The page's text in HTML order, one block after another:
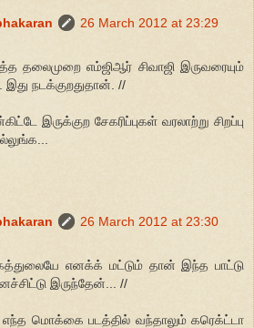
26 March 2012 at 23:29
தலைமுறை எம்‌ஜி‌ஆர் சிவாஜி இருவரையும்
இது நடக்குறதுதான். //
இருக்குற சேகரிப்புகள் வரலாற்று சிறப்பு
26 March 2012 at 23:30
எனக்க் மட்டும் தான் இந்த பாட்டு
இருந்தேன்... //
எந்த மொக்கை படத்தில் வந்தாலும் கரெக்ட்டா